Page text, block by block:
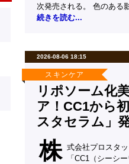
次発売される。 色のある
続きを読む...
2026-08-06 18:15
スキンケア
リポソーム化
ア！CC1から
スタセラム」
株 式会社プロスタ
「CC1（シーシ